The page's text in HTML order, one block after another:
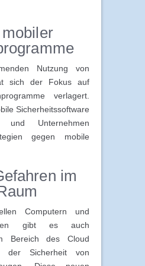
Nutzung von
sich der Fokus auf
verlagert.
Sicherheitssoftware
und Unternehmen
gegen mobile
im
Computern und
gibt es auch
Bereich des Cloud
der Sicherheit von